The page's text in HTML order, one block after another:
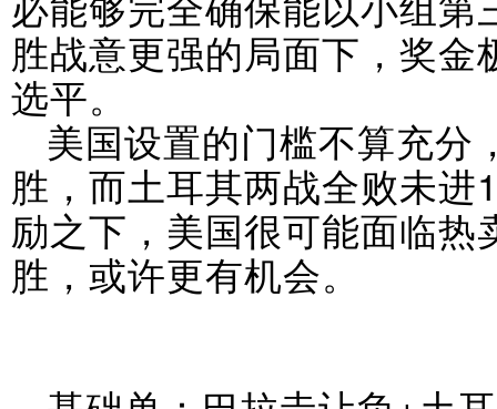
胜战意更强的局面下，奖
选平。
美国设置的门槛不算充分
胜，而土耳其两战全败未
励之下，美国很可能面临
胜，或许更有机会。